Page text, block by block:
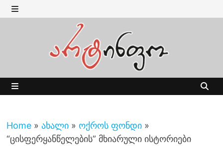
Skip
to MENU
Home » ახალი » ოქროს ფონდი »
“ცისფერყანწელების” მხიარული ისტორიები